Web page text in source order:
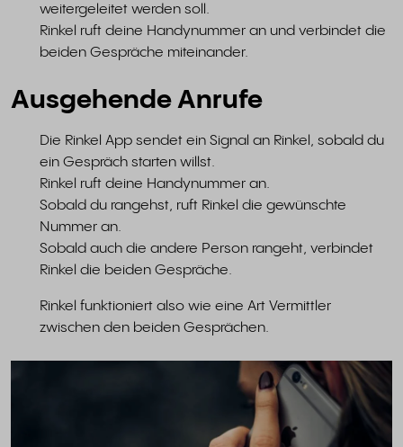
weitergeleitet werden soll.
Rinkel ruft deine Handynummer an und verbindet die
beiden Gespräche miteinander.
Ausgehende Anrufe
Die Rinkel App sendet ein Signal an Rinkel, sobald du
ein Gespräch starten willst.
Rinkel ruft deine Handynummer an.
Sobald du rangehst, ruft Rinkel die gewünschte
Nummer an.
Sobald auch die andere Person rangeht, verbindet
Rinkel die beiden Gespräche.
Rinkel funktioniert also wie eine Art Vermittler
zwischen den beiden Gesprächen.